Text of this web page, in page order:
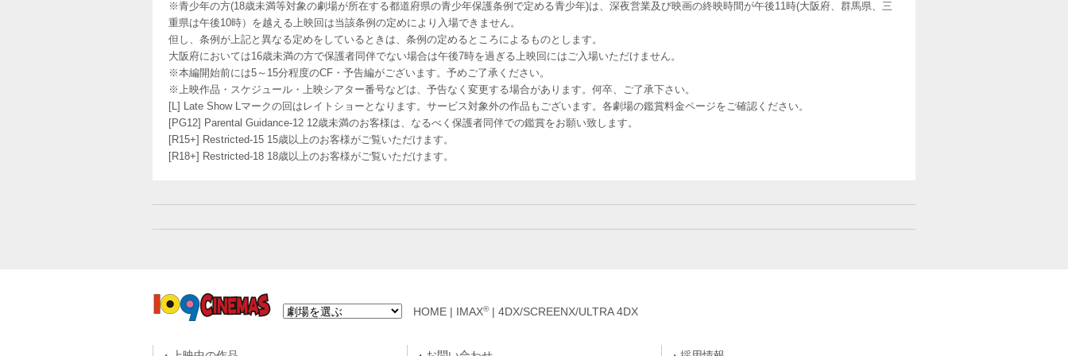
※青少年の方(18歳未満等対象の劇場が所在する都道府県の青少年保護条例で定める青少年)は、深夜営業及び映画の終映時間が午後11時(大阪府、群馬県、三
重県は午後10時）を越える上映回は当該条例の定めにより入場できません。
但し、条例が上記と異なる定めをしているときは、条例の定めるところによるものとします。
大阪府においては16歳未満の方で保護者同伴でない場合は午後7時を過ぎる上映回にはご入場いただけません。
※本編開始前には5～15分程度のCF・予告編がございます。予めご了承ください。
※上映作品・スケジュール・上映シアター番号などは、予告なく変更する場合があります。何卒、ご了承下さい。
[L] Late Show Lマークの回はレイトショーとなります。サービス対象外の作品もございます。各劇場の鑑賞料金ページをご確認ください。
[PG12] Parental Guidance-12 12歳未満のお客様は、なるべく保護者同伴での鑑賞をお願い致します。
[R15+] Restricted-15 15歳以上のお客様がご覧いただけます。
[R18+] Restricted-18 18歳以上のお客様がご覧いただけます。
HOME IMAX®| 4DX/SCREENX/ULTRA 4DX